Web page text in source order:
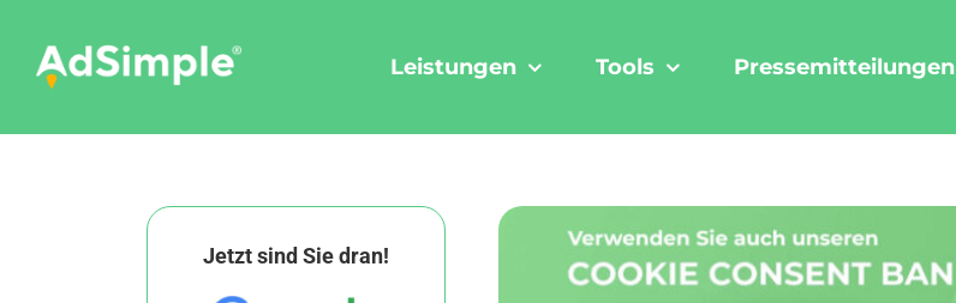
content
Leistungen Tools Pressemitteilungen
Jetzt sind Sie dran!